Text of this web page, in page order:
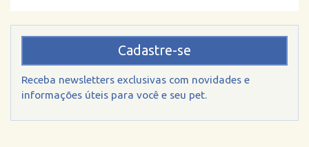
Cadastre-se
Receba newsletters exclusivas com novidades e
informações úteis para você e seu pet.